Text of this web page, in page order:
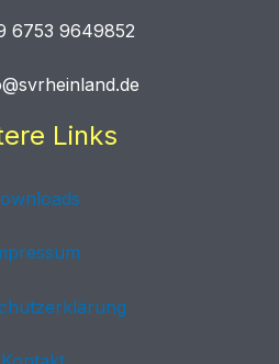
6753 9649852
Links